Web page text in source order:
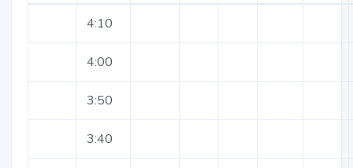
4:10
4:00
3:50
3:40